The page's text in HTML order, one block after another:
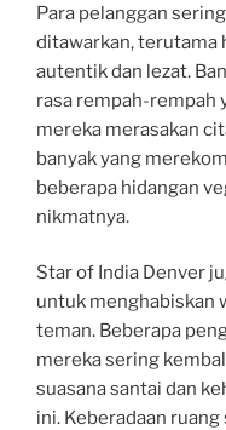
Para pelanggan
ditawarkan, terutama
autentik dan lezat.
rasa rempah-rempah
mereka merasakan
banyak yang
beberapa hidangan
nikmatnya.
Star of India Denver
untuk menghabiskan
teman. Beberapa
mereka sering
suasana santai dan
ini. Keberadaan